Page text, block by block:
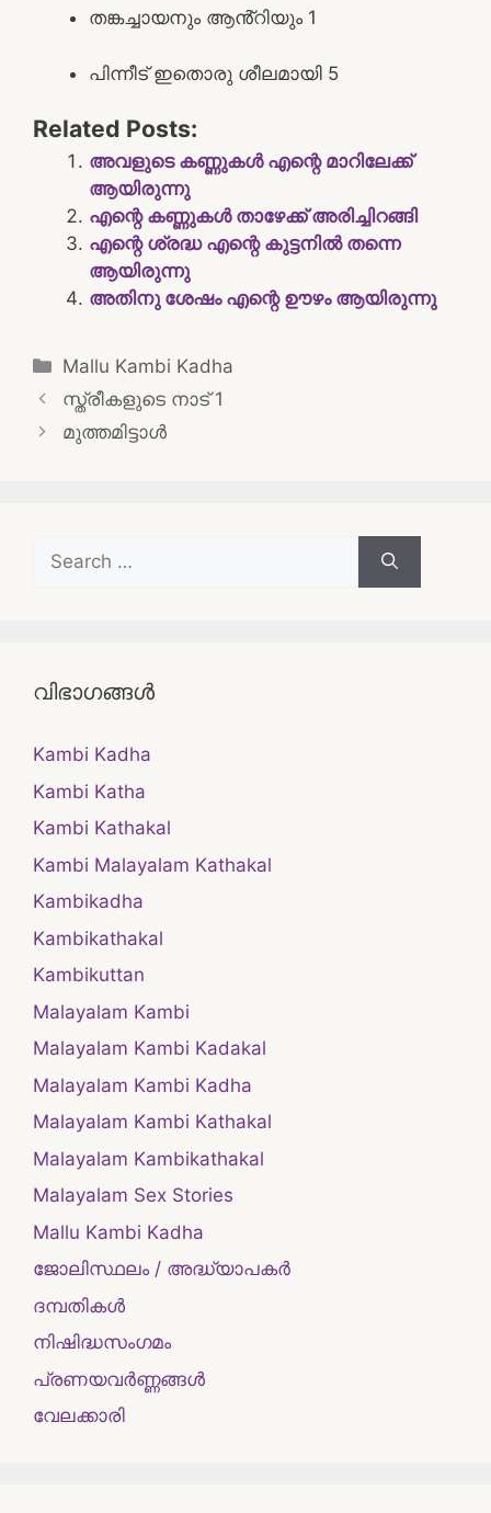
തങ്കച്ചായനും ആൻ്റിയും 1
പിന്നീട് ഇതൊരു ശീലമായി 5
Related Posts:
അവളുടെ കണ്ണുകൾ എന്റെ മാറിലേക്ക്
ആയിരുന്നു
എന്റെ കണ്ണുകൾ താഴേക്ക് അരിച്ചിറങ്ങി
എന്റെ ശ്രദ്ധ എന്റെ കുട്ടനില്‍ തന്നെ
ആയിരുന്നു
അതിനു ശേഷം എന്റെ ഊഴം ആയിരുന്നു
Categories
Mallu Kambi Kadha
Post
navigation
സ്ത്രീകളുടെ നാട് 1
മുത്തമിട്ടാൾ
Search
for:
വിഭാഗങ്ങൾ
Kambi Kadha
Kambi Katha
Kambi Kathakal
Kambi Malayalam Kathakal
Kambikadha
Kambikathakal
Kambikuttan
Malayalam Kambi
Malayalam Kambi Kadakal
Malayalam Kambi Kadha
Malayalam Kambi Kathakal
Malayalam Kambikathakal
Malayalam Sex Stories
Mallu Kambi Kadha
ജോലിസ്ഥലം / അദ്ധ്യാപകർ
ദമ്പതികള്‍
നിഷിദ്ധസംഗമം
പ്രണയവർണ്ണങ്ങൾ
വേലക്കാരി